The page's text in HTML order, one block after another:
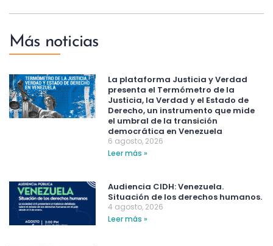
Más noticias
La plataforma Justicia y Verdad
presenta el Termómetro de la
Justicia, la Verdad y el Estado de
Derecho, un instrumento que mide
el umbral de la transición
democrática en Venezuela
6 agosto, 2026
Leer más »
Audiencia CIDH: Venezuela.
Situación de los derechos humanos.
4 agosto, 2026
Leer más »